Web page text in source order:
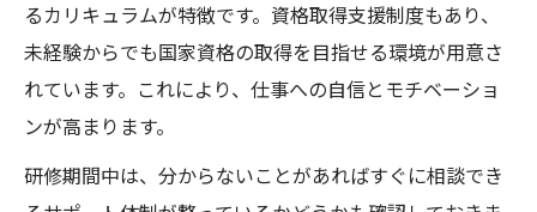
るカリキュラムが特徴です。資格取得支援制度もあり、
未経験からでも国家資格の取得を目指せる環境が用意さ
れています。これにより、仕事への自信とモチベーショ
ンが高まります。
研修期間中は、分からないことがあればすぐに相談でき